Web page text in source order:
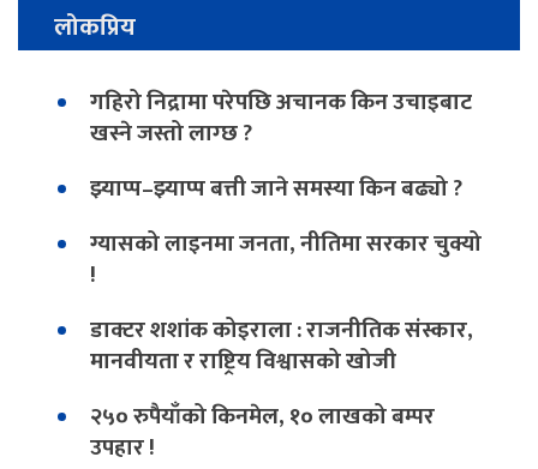
लोकप्रिय
गहिरो निद्रामा परेपछि अचानक किन उचाइबाट
खस्ने जस्तो लाग्छ ?
झ्याप्प–झ्याप्प बत्ती जाने समस्या किन बढ्यो ?
ग्यासको लाइनमा जनता, नीतिमा सरकार चुक्यो
!
डाक्टर शशांक कोइराला : राजनीतिक संस्कार,
मानवीयता र राष्ट्रिय विश्वासको खोजी
२५० रुपैयाँको किनमेल, १० लाखको बम्पर
उपहार !